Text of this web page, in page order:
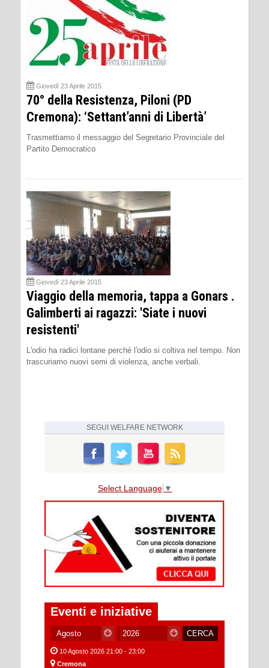
Giovedì 23 Aprile 2015
70° della Resistenza, Piloni (PD
Cremona): ‘Settant’anni di Libertà’
Trasmettiamo il messaggio del Segretario Provinciale del
Partito Democratico
Giovedì 23 Aprile 2015
Viaggio della memoria, tappa a Gonars .
Galimberti ai ragazzi: 'Siate i nuovi
resistenti'
L'odio ha radici lontane perché l'odio si coltiva nel tempo. Non
trascuriamo nuovi semi di violenza, anche verbali.
SEGUI WELFARE NETWORK
Select Language ▼
Eventi e iniziative
10 Agosto 2026 21:00 - 23:00
Cremona